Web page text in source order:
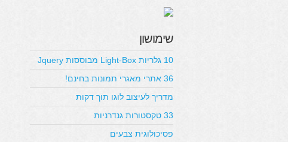
שימושון
10 גלריות Light-Box מבוססות Jquery
36 אתרי מאגרי תמונות בחינם!
מדריך לעיצוב לוגו תוך דקות
33 טקסטורות גנדרניות
פסיכולוגית צבעים